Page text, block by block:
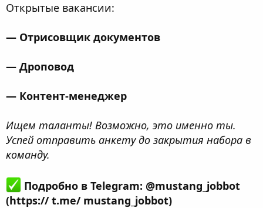
Открытые вакансии:
— Отрисовщик документов
— Дроповод
— Контент-менеджер
Ищем таланты! Возможно, это именно ты.
Успей отправить анкету до закрытия набора в
команду.
Подробно в Telegram: @mustang_jobbot
(https:// t.me/ mustang_jobbot)